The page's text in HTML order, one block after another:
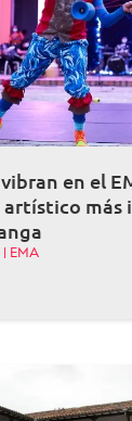
en el
artístico más
| EMA